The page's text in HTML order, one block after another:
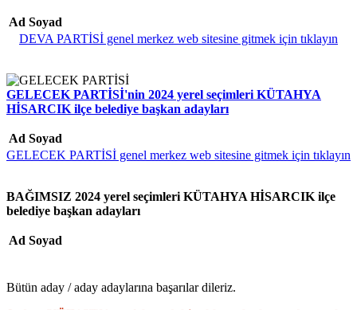
Ad Soyad
DEVA PARTİSİ genel merkez web sitesine gitmek için tıklayın
GELECEK PARTİSİ'nin 2024 yerel seçimleri KÜTAHYA
HİSARCIK ilçe belediye başkan adayları
Ad Soyad
GELECEK PARTİSİ genel merkez web sitesine gitmek için tıklayın
BAĞIMSIZ 2024 yerel seçimleri KÜTAHYA HİSARCIK ilçe
belediye başkan adayları
Ad Soyad
Bütün aday / aday adaylarına başarılar dileriz.